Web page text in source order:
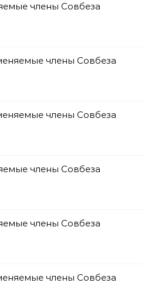
члены Совбеза
члены Совбеза
члены Совбеза
члены Совбеза
члены Совбеза
члены Совбеза